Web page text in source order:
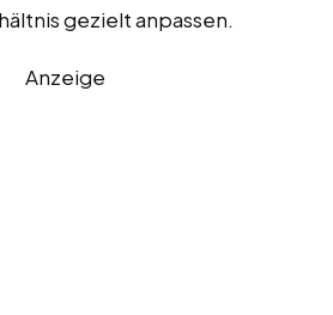
gezielt anpassen.
Anzeige